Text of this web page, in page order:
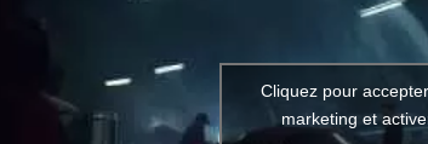
Cliquez pour
marketing et